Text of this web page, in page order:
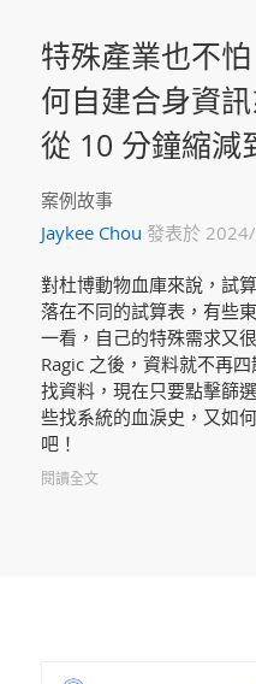
特殊產業也不
何自建合身資
從 10 分鐘縮減
案例故事
Jaykee Chou 發表於
對杜博動物血庫來說，試
落在不同的試算表，有些
一看，自己的特殊需求又
Ragic 之後，資料就不再
找資料，現在只要點擊篩
些找系統的血淚史，又如
吧！
閱讀全文